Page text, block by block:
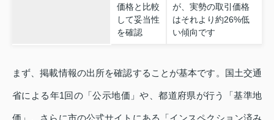
価格と比較
して妥当性
を確認
が、実勢の取引価格
はそれより約26%低
い傾向です
まず、掲載情報の出所を確認することが基本です。国土交通
省による年1回の「公示地価」や、都道府県が行う「基準地
価」、さらに市の公式サイトにある「インスペクション済み